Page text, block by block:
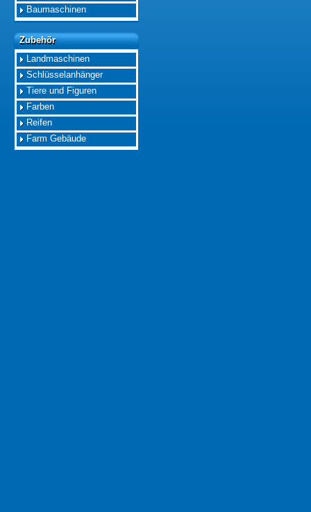
Baumaschinen
Zubehör
Zubehör
Landmaschinen
Schlüsselanhänger
Tiere und Figuren
Farben
Reifen
Farm Gebäude